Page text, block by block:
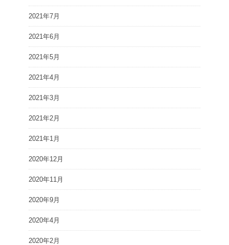
2021年7月
2021年6月
2021年5月
2021年4月
2021年3月
2021年2月
2021年1月
2020年12月
2020年11月
2020年9月
2020年4月
2020年2月